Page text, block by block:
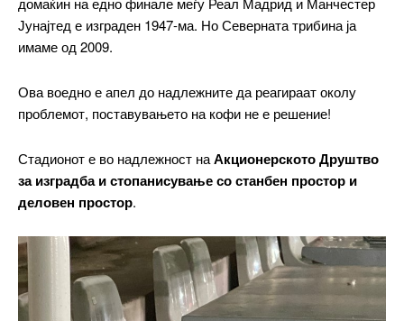
Јунајтед е изграден 1947-ма. Но Северната трибина ја
имаме од 2009.
Ова воедно е апел до надлежните да реагираат околу
проблемот, поставувањето на кофи не е решение!
Стадионот е во надлежност наАкционерското Друштво
за изградба и стопанисување со станбен простор и
деловен простор.